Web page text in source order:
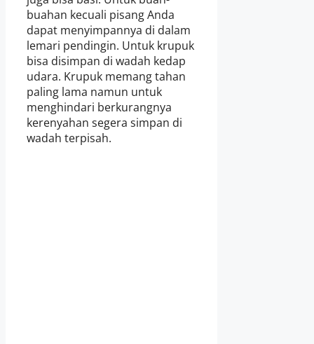
buahan kecuali pisang Anda
dapat menyimpannya di dalam
lemari pendingin. Untuk krupuk
bisa disimpan di wadah kedap
udara. Krupuk memang tahan
paling lama namun untuk
menghindari berkurangnya
kerenyahan segera simpan di
wadah terpisah.